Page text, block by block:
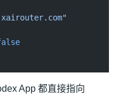
App 都直接指向